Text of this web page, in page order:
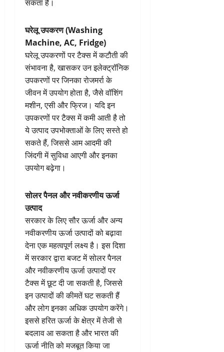
सकता है।
घरेलू उपकरण (Washing
Machine, AC, Fridge)
घरेलू उपकरणों पर टैक्स में कटौती की
संभावना है, खासकर उन इलेक्ट्रॉनिक
उपकरणों पर जिनका रोजमर्रा के
जीवन में उपयोग होता है, जैसे वॉशिंग
मशीन, एसी और फ्रिज। यदि इन
उपकरणों पर टैक्स में कमी आती है तो
ये उत्पाद उपभोक्ताओं के लिए सस्ते हो
सकते हैं, जिससे आम आदमी की
जिंदगी में सुविधा आएगी और इनका
उपयोग बढ़ेगा।
सोलर पैनल और नवीकरणीय ऊर्जा
उत्पाद
सरकार के लिए सौर ऊर्जा और अन्य
नवीकरणीय ऊर्जा उत्पादों को बढ़ावा
देना एक महत्वपूर्ण लक्ष्य है। इस दिशा
में सरकार द्वारा बजट में सोलर पैनल
और नवीकरणीय ऊर्जा उत्पादों पर
टैक्स में छूट दी जा सकती है, जिससे
इन उत्पादों की कीमतें घट सकती हैं
और लोग इनका अधिक उपयोग करेंगे।
इससे हरित ऊर्जा के क्षेत्र में तेजी से
बदलाव आ सकता है और भारत की
ऊर्जा नीति को मजबूत किया जा